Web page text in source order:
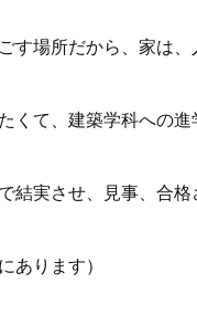
す場所だから、家は、
くて、建築学科への進
実させ、見事、合格
にあります）